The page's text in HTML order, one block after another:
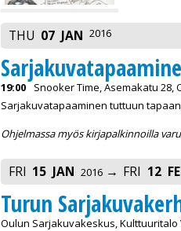
THU 07 JAN 2016
19:00
Snooker Time, Asemakatu 28,
Sarjakuvatapaaminen tuttuun
Ohjelmassa myös kirjapalkinnoilla
FRI 15 JAN 2016 FRI 12
Turun
Oulun Sarjakuvakeskus, Kulttuuritalo